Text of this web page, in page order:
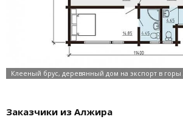
Заказчики из Алжира